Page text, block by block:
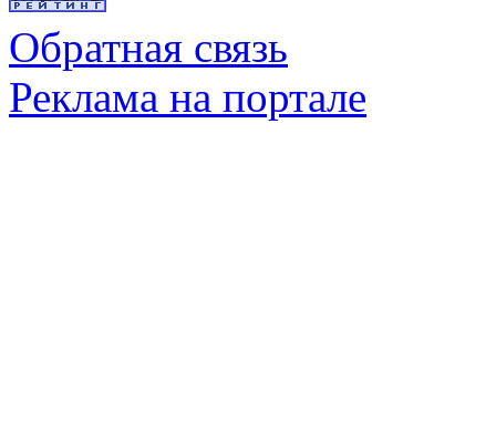
Обратная связь
Реклама на портале